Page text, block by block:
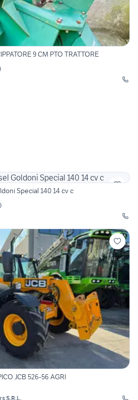
9 CM PTO TRATTORE
)
Special 140 14 cv c
)
JCB 526-56 AGRI
S.R.L.